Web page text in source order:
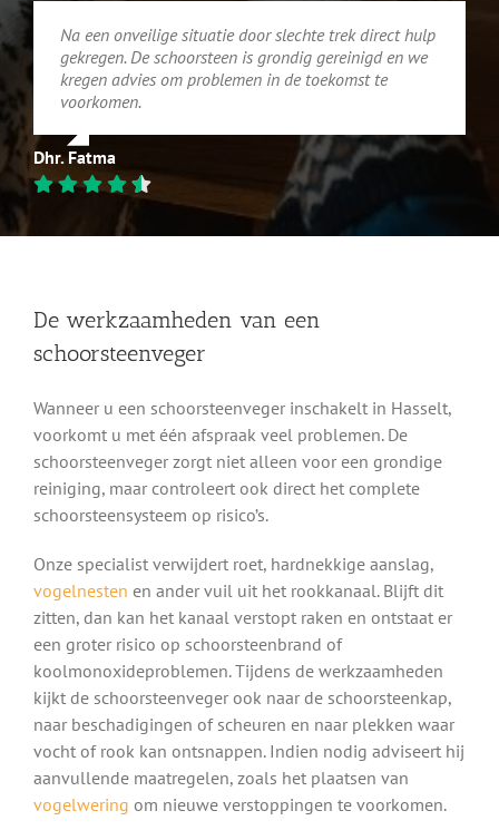
Na een onveilige situatie door slechte trek direct hulp
gekregen. De schoorsteen is grondig gereinigd en we
kregen advies om problemen in de toekomst te
voorkomen.
Dhr. Fatma
De werkzaamheden van een
schoorsteenveger
Wanneer u een schoorsteenveger inschakelt in Hasselt,
voorkomt u met één afspraak veel problemen. De
schoorsteenveger zorgt niet alleen voor een grondige
reiniging, maar controleert ook direct het complete
schoorsteensysteem op risico’s.
Onze specialist verwijdert roet, hardnekkige aanslag,
vogelnesten en ander vuil uit het rookkanaal. Blijft dit
zitten, dan kan het kanaal verstopt raken en ontstaat er
een groter risico op schoorsteenbrand of
koolmonoxideproblemen. Tijdens de werkzaamheden
kijkt de schoorsteenveger ook naar de schoorsteenkap,
naar beschadigingen of scheuren en naar plekken waar
vocht of rook kan ontsnappen. Indien nodig adviseert hij
aanvullende maatregelen, zoals het plaatsen van
vogelwering om nieuwe verstoppingen te voorkomen.